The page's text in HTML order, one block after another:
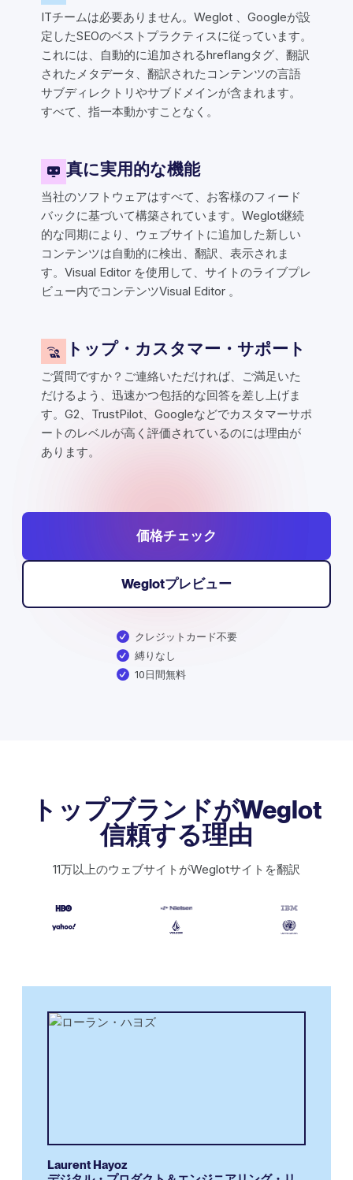
ITチームは必要ありません。Weglot 、Googleが設
定したSEOのベストプラクティスに従っています。
これには、自動的に追加されるhreflangタグ、翻訳
されたメタデータ、翻訳されたコンテンツの言語
サブディレクトリやサブドメインが含まれます。
すべて、指一本動かすことなく。
真に実用的な機能
当社のソフトウェアはすべて、お客様のフィード
バックに基づいて構築されています。Weglot継続
的な同期により、ウェブサイトに追加した新しい
コンテンツは自動的に検出、翻訳、表示されま
す。Visual Editor を使用して、サイトのライブプレ
ビュー内でコンテンツVisual Editor 。
トップ・カスタマー・サポート
ご質問ですか？ご連絡いただければ、ご満足いた
だけるよう、迅速かつ包括的な回答を差し上げま
す。G2、TrustPilot、Googleなどでカスタマーサポ
ートのレベルが高く評価されているのには理由が
あります。
価格チェック
Weglotプレビュー
クレジットカード不要
縛りなし
10日間無料
トップブランドがWeglot
信頼する理由
11万以上のウェブサイトがWeglotサイトを翻訳
Laurent Hayoz